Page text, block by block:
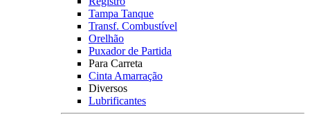
Tampa Tanque
Transf. Combustível
Orelhão
Puxador de Partida
Para Carreta
Cinta Amarração
Diversos
Lubrificantes